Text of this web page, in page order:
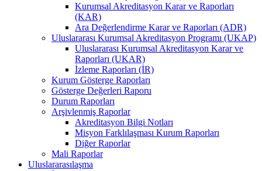
Kurumsal Akreditasyon Karar ve Raporları
(KAR)
Ara Değerlendirme Karar ve Raporları (ADR)
Uluslararası Kurumsal Akreditasyon Programı (UKAP)
Uluslararası Kurumsal Akreditasyon Karar ve
Raporları (UKAR)
İzleme Raporları (İR)
Kurum Gösterge Raporları
Gösterge Değerleri Raporu
Durum Raporları
Arşivlenmiş Raporlar
Akreditasyon Bilgi Notları
Misyon Farklılaşması Kurum Raporları
Diğer Raporlar
Mali Raporlar
Uluslararasılaşma